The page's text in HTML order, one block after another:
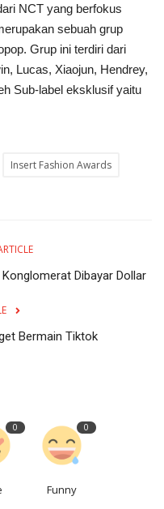
NCT yang berfokus
sebuah grup
Grup ini terdiri dari
Lucas, Xiaojun, Hendrey,
Sub-label eksklusif yaitu
Insert Fashion Awards
Dibayar Dollar
Bermain Tiktok
0 0
Funny